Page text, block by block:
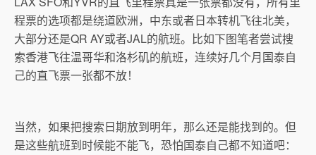
程票的选项都是绕道欧洲，中东或者日本转机飞往北美，
大部分还是QR AY或者JAL的航班。比如下图笔者尝试搜
索香港飞往温哥华和洛杉矶的航班，连续好几个月国泰自
己的直飞票一张都不放！
当然，如果把搜索日期放到明年，那么还是能找到的。但
是这些航班到时候能不能飞，恐怕国泰自己都不知道吧：